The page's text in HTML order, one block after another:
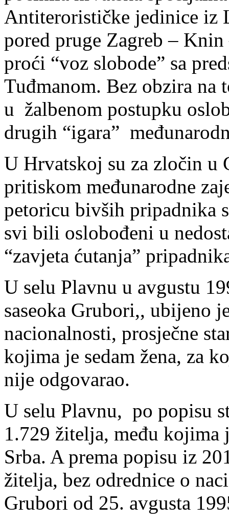
Antiterorističke jedinice iz
pored pruge Zagreb –
proći “voz slobode” sa
Tuđmanom. Bez obzira na
u žalbenom postupku
drugih “igara”
U Hrvatskoj su za zločin u
pritiskom međunarodne
petoricu bivših pripadnika
svi bili oslobođeni u
“zavjeta ćutanja”
U selu Plavnu u avgustu
saseoka Grubori,, ubijeno
nacionalnosti, prosječne
kojima je sedam žena, za
nije odgovarao.
U selu Plavnu, po popisu
1.729 žitelja, među
Srba. A prema popisu iz
žitelja, bez odrednice o
Grubori od 25. avgusta